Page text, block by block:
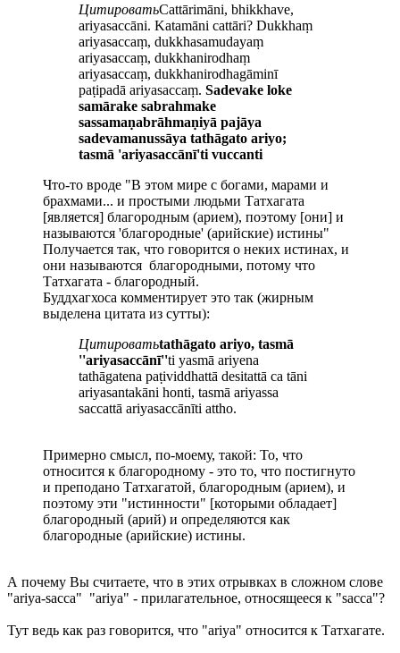
ЦитироватьCattārimāni, bhikkhave,
ariyasaccāni. Katamāni cattāri? Dukkhaṃ
ariyasaccaṃ, dukkhasamudayaṃ
ariyasaccaṃ, dukkhanirodhaṃ
ariyasaccaṃ, dukkhanirodhagāminī
paṭipadā ariyasaccaṃ. Sadevake loke
samārake sabrahmake
sassamaṇabrāhmaṇiyā pajāya
sadevamanussāya tathāgato ariyo;
tasmā 'ariyasaccānī'ti vuccanti
Что-то вроде "В этом мире с богами, марами и
брахмами... и простыми людьми Татхагата
[является] благородным (арием), поэтому [они] и
называются 'благородные' (арийские) истины"
Получается так, что говорится о неких истинах, и
они называются благородными, потому что
Татхагата - благородный.
Буддхагхоса комментирует это так (жирным
выделена цитата из сутты):
Цитироватьtathāgato ariyo, tasmā
''ariyasaccānī''ti yasmā ariyena
tathāgatena paṭividdhattā desitattā ca tāni
ariyasantakāni honti, tasmā ariyassa
saccattā ariyasaccānīti attho.
Примерно смысл, по-моему, такой: То, что
относится к благородному - это то, что постигнуто
и преподано Татхагатой, благородным (арием), и
поэтому эти "истинности" [которыми обладает]
благородный (арий) и определяются как
благородные (арийские) истины.
А почему Вы считаете, что в этих отрывках в сложном слове
"ariya-sacca" "ariya" - прилагательное, относящееся к "sacca"?
Тут ведь как раз говорится, что "ariya" относится к Татхагате.